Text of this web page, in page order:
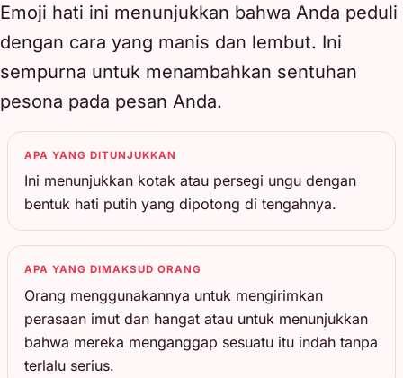
Emoji hati ini menunjukkan bahwa Anda peduli
dengan cara yang manis dan lembut. Ini
sempurna untuk menambahkan sentuhan
pesona pada pesan Anda.
APA YANG DITUNJUKKAN
Ini menunjukkan kotak atau persegi ungu dengan
bentuk hati putih yang dipotong di tengahnya.
APA YANG DIMAKSUD ORANG
Orang menggunakannya untuk mengirimkan
perasaan imut dan hangat atau untuk menunjukkan
bahwa mereka menganggap sesuatu itu indah tanpa
terlalu serius.